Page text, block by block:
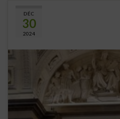
DÉC
30
2024